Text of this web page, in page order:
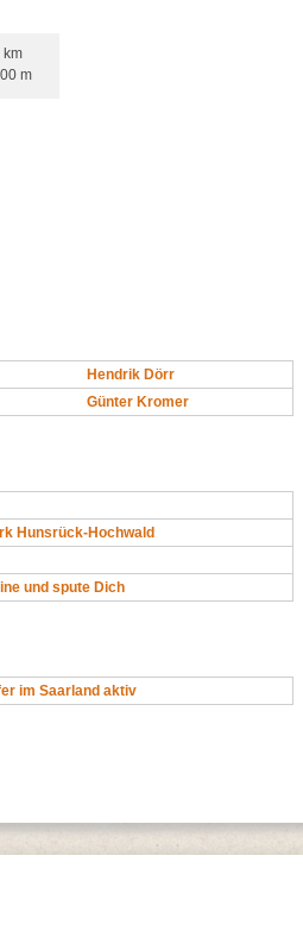
km
m
Hendrik Dörr
Günter Kromer
Hunsrück-Hochwald
und spute Dich
im Saarland aktiv